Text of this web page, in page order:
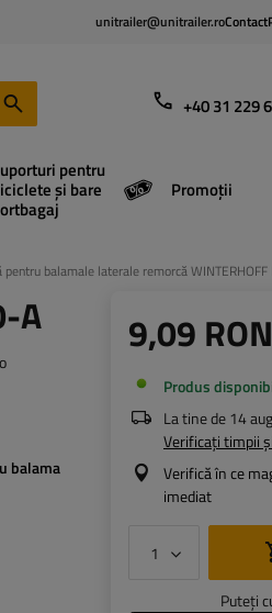
unitrailer@unitrailer.roContact
+40 31 229
pentru
și bare Promoții
pentru balamale laterale remorcă WINTERHOFF
A
balama
9,09 RON
Produs
La tine de14
Verificați timpii
Verifică în ce
imediat
Puteți